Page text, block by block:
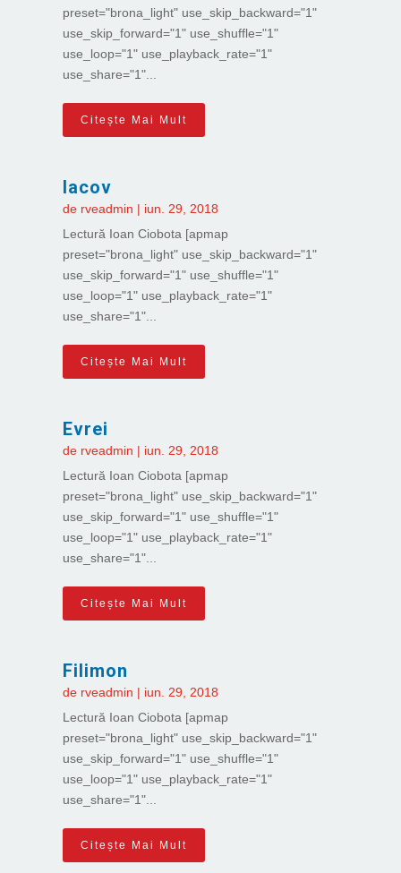
preset="brona_light" use_skip_backward="1"
use_skip_forward="1" use_shuffle="1"
use_loop="1" use_playback_rate="1"
use_share="1"...
Citește Mai Mult
Iacov
de rveadmin | iun. 29, 2018
Lectură Ioan Ciobota [apmap
preset="brona_light" use_skip_backward="1"
use_skip_forward="1" use_shuffle="1"
use_loop="1" use_playback_rate="1"
use_share="1"...
Citește Mai Mult
Evrei
de rveadmin | iun. 29, 2018
Lectură Ioan Ciobota [apmap
preset="brona_light" use_skip_backward="1"
use_skip_forward="1" use_shuffle="1"
use_loop="1" use_playback_rate="1"
use_share="1"...
Citește Mai Mult
Filimon
de rveadmin | iun. 29, 2018
Lectură Ioan Ciobota [apmap
preset="brona_light" use_skip_backward="1"
use_skip_forward="1" use_shuffle="1"
use_loop="1" use_playback_rate="1"
use_share="1"...
Citește Mai Mult